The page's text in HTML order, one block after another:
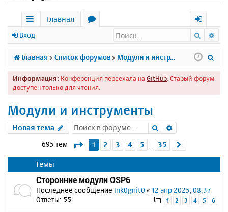
с
ы
л
к
Главная
р
у
м
х
о
д
Вход Поиск
Главная Список форумов Модули и инструменты
Информация: Конференция переехала на GitHub . Старый форум
доступен только для чтения.
Модули и инструменты
Новая тема Поиск
695 тем Страница1 из 35
1 2 3 4 5 35
Темы
Сторонние модули OSP6
Последнее сообщение Ink0gnit0 « 12 апр 2025, 08:37
Ответы: 55 1 2 3 4 5 6